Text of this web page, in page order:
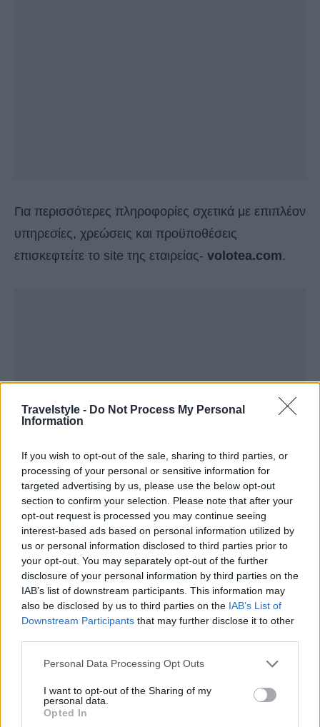
Travelstyle - Do Not Process My Personal
Information
If you wish to opt-out of the sale, sharing to third parties, or
processing of your personal or sensitive information for
targeted advertising by us, please use the below opt-out
section to confirm your selection. Please note that after your
opt-out request is processed you may continue seeing
interest-based ads based on personal information utilized by
us or personal information disclosed to third parties prior to
your opt-out. You may separately opt-out of the further
disclosure of your personal information by third parties on the
IAB’s list of downstream participants. This information may
also be disclosed by us to third parties on the IAB’s List of
Downstream Participants that may further disclose it to other
Please note that this website/app uses one or more Google
not limited to your visit or usage behaviour. You may click to
grant or deny consent to Google and its third-party tags to
use your data for below specified purposes in below Google
Personal Data Processing Opt Outs
I want to opt-out of the Sharing of my
personal data.
Opted In
Για περισσότερες πληροφορίες σχετικά με επιπλέον
υπηρεσίες, χρεώσεις και προϋποθέσεις
επισκεφτείτε το site της εταιρείας- volotea.com.